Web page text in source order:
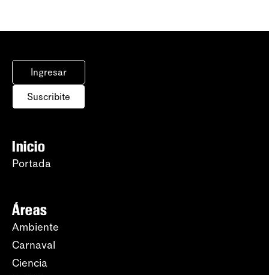
Ingresar
Suscribite
Inicio
Portada
Áreas
Ambiente
Carnaval
Ciencia